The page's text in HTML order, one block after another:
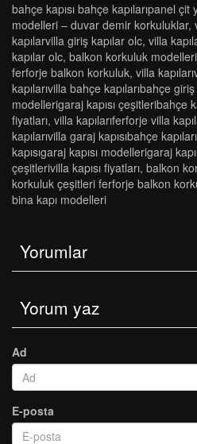
bahçe kapısı bahçe kapılarıpanel çit
modelleri̇ – duvar demi̇r korkuluklar,
kapilarvi̇lla gi̇ri̇ş kapilar olc, vi̇lla
kapilar olc, balkon korkuluk
ferforje balkon korkuluk, vi̇lla
kapilarivi̇lla bahçe kapilaribahçe
modelleri̇garaj kapisi çeşi̇tleri̇bahçe
fi̇yatlari, vi̇lla kapilariferforje vi̇lla
kapilarivi̇lla garaj kapisibahçe
kapisigaraj kapisi modelleri̇garaj
çeşi̇tleri̇vi̇lla kapisi fi̇yatlari, balkon
korkuluk çeşi̇tleri̇ ferforje balkon
bi̇na kapi modelleri̇
Yorumlar
Yorum yaz
Ad
E-posta